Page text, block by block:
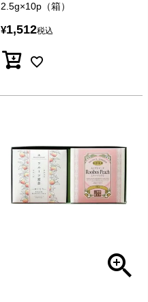
2.5g×10p（箱）
¥1,512税込